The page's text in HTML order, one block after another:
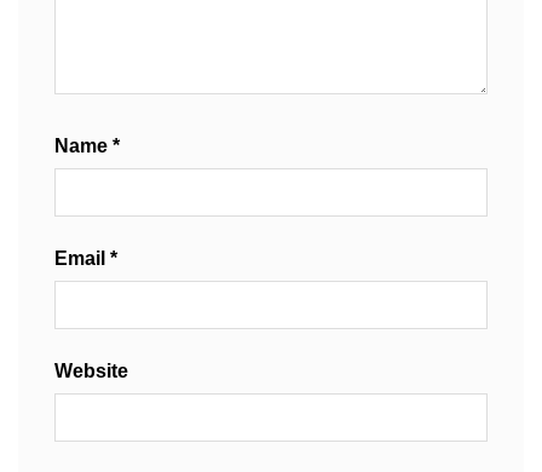
Name *
Email *
Website